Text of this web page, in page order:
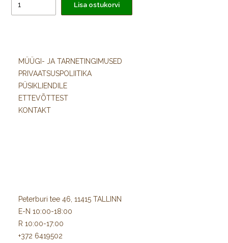
Lisa ostukorvi
MÜÜGI- JA TARNETINGIMUSED
PRIVAATSUSPOLIITIKA
PÜSIKLIENDILE
ETTEVÕTTEST
KONTAKT
Peterburi tee 46, 11415 TALLINN
E-N 10:00-18:00
R 10:00-17:00
+372 6419502